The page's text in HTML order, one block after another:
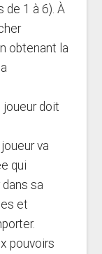
1 à 6). À
obtenant la
joueur doit
va
qui
sa
et
pouvoirs